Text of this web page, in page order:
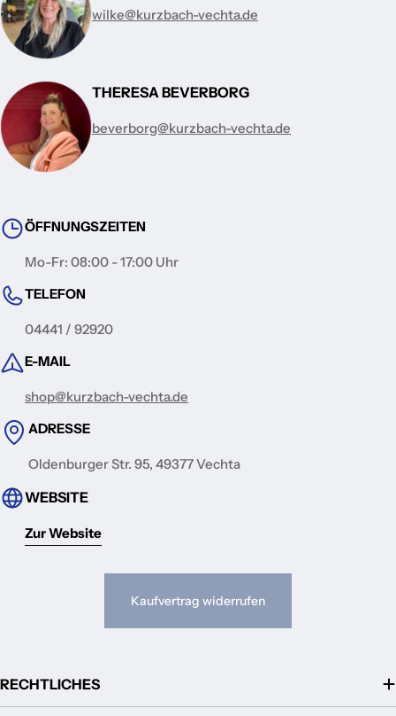
wilke@kurzbach-vechta.de
THERESA BEVERBORG
beverborg@kurzbach-vechta.de
ÖFFNUNGSZEITEN
Mo-Fr: 08:00 - 17:00 Uhr
TELEFON
04441 / 92920
E-MAIL
shop@kurzbach-vechta.de
ADRESSE
Oldenburger Str. 95, 49377 Vechta
WEBSITE
Zur Website
Kaufvertrag widerrufen
RECHTLICHES